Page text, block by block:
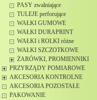
PASY zwalniające
TULEJE perforujące
WAŁKI GUMOWE
WAŁKI DURAPRINT
WAŁKI i ROLKI różne
WAŁKI SZCZOTKOWE
ŻARÓWKI, PROMIENNIKI
PRZYRZĄDY POMIAROWE
AKCESORIA KONTROLNE
AKCESORIA POZOSTAŁE
PAKOWANIE